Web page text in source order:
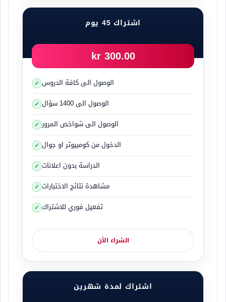
شاهد الصورة التوضيحية
للتخلص من مشاكل ارتفاع او انخفاض ضغط الكعبرة
عليك ان تقوم بتوزيع الحمولة بشكل مناسب وجيد
وعليك تثبيت الحمولة جيداً كي لا تتحرك من مكانها لأي
سبب
فرامل المقطورة
يجب أن تكون المقطورة والتي يتجاوز وزنها عن
750 كيلوغرام مزودة بفرامل
ويجب أن يكون في المقطورة التي يتجاوز وزن
خدمتها الفعلية 400 كيلوغرام فرامل الوقوف .
اشتراك 45 يوم
300.00 kr
الوصول الى كافة الدروس
الوصول الى 1400 سؤال
الوصول الى شواخص المرور
الدخول من كومبيوتر او جوال
الدراسة بدون اعلانات
مشاهدة نتائج الاختبارات
تفعيل فوري للاشتراك
الشراء الأن
اشتراك لمدة شهرين